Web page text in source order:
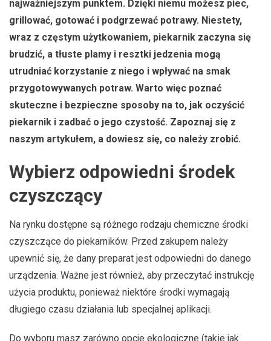
najważniejszym punktem. Dzięki niemu możesz piec,
grillować, gotować i podgrzewać potrawy. Niestety,
wraz z częstym użytkowaniem, piekarnik zaczyna się
brudzić, a tłuste plamy i resztki jedzenia mogą
utrudniać korzystanie z niego i wpływać na smak
przygotowywanych potraw. Warto więc poznać
skuteczne i bezpieczne sposoby na to, jak oczyścić
piekarnik i zadbać o jego czystość. Zapoznaj się z
naszym artykułem, a dowiesz się, co należy zrobić.
Wybierz odpowiedni środek
czyszczący
Na rynku dostępne są różnego rodzaju chemiczne środki
czyszczące do piekarników. Przed zakupem należy
upewnić się, że dany preparat jest odpowiedni do danego
urządzenia. Ważne jest również, aby przeczytać instrukcję
użycia produktu, ponieważ niektóre środki wymagają
długiego czasu działania lub specjalnej aplikacji.
Do wyboru masz zarówno opcje ekologiczne (takie jak